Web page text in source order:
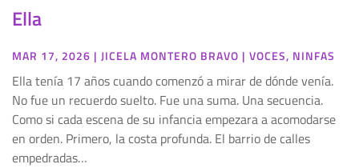
Ella
MAR 17, 2026 | JICELA MONTERO BRAVO | VOCES, NINFAS
Ella tenía 17 años cuando comenzó a mirar de dónde venía.
No fue un recuerdo suelto. Fue una suma. Una secuencia.
Como si cada escena de su infancia empezara a acomodarse
en orden. Primero, la costa profunda. El barrio de calles
empedradas…